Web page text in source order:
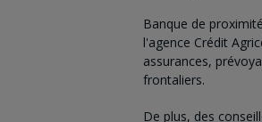
Banque de
l'agence Crédit
assurances,
frontaliers.
De plus, des